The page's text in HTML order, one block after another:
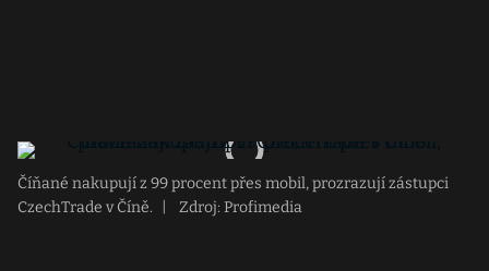
Číňané nakupují z 99 procent přes mobil, prozrazují zástupci
CzechTrade v Číně.
Zdroj: Profimedia